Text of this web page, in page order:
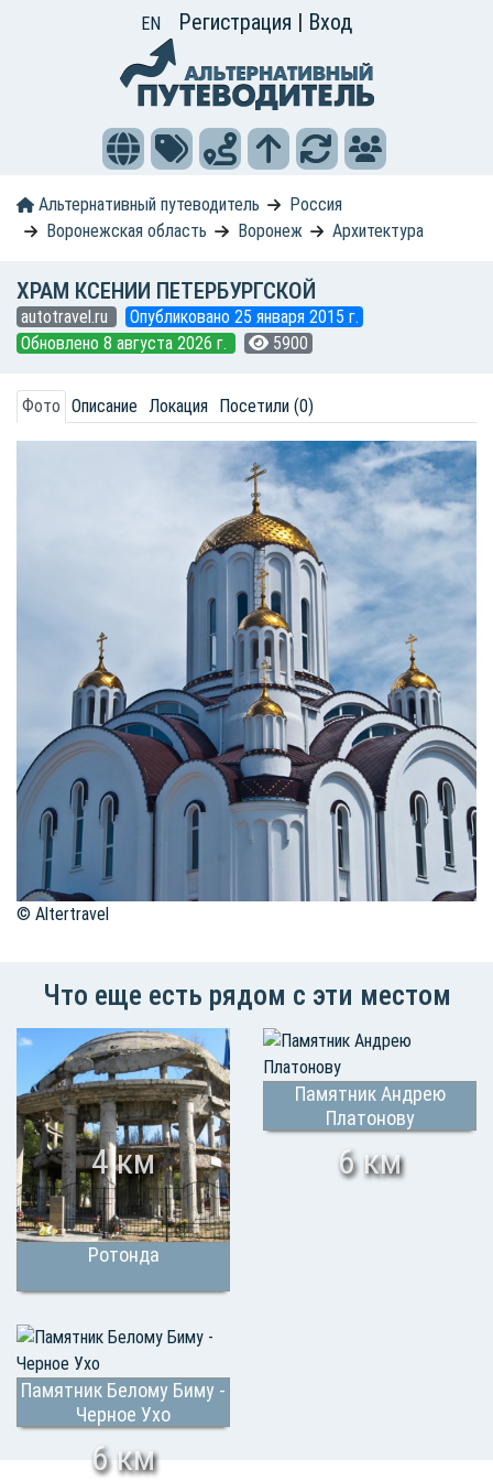
EN Регистрация | Вход
Альтернативный путеводитель
Россия
Воронежская область
Воронеж Архитектура
ХРАМ КСЕНИИ ПЕТЕРБУРГСКОЙ
autotravel.ru
Опубликовано 25 января 2015 г.
Обновлено 8 августа 2026 г.
5900
Фото Описание Локация Посетили (0)
© Altertravel
Что еще есть рядом с эти местом
Ротонда
4 км
Памятник Андрею
Платонову
6 км
Памятник Белому Биму -
Черное Ухо
6 км